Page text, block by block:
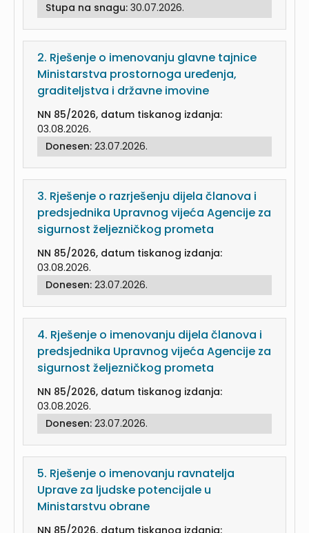
Stupa na snagu: 30.07.2026.
2. Rješenje o imenovanju glavne tajnice
Ministarstva prostornoga uređenja,
graditeljstva i državne imovine
NN 85/2026, datum tiskanog izdanja:
03.08.2026.
Donesen: 23.07.2026.
3. Rješenje o razrješenju dijela članova i
predsjednika Upravnog vijeća Agencije za
sigurnost željezničkog prometa
NN 85/2026, datum tiskanog izdanja:
03.08.2026.
Donesen: 23.07.2026.
4. Rješenje o imenovanju dijela članova i
predsjednika Upravnog vijeća Agencije za
sigurnost željezničkog prometa
NN 85/2026, datum tiskanog izdanja:
03.08.2026.
Donesen: 23.07.2026.
5. Rješenje o imenovanju ravnatelja
Uprave za ljudske potencijale u
Ministarstvu obrane
NN 85/2026, datum tiskanog izdanja: